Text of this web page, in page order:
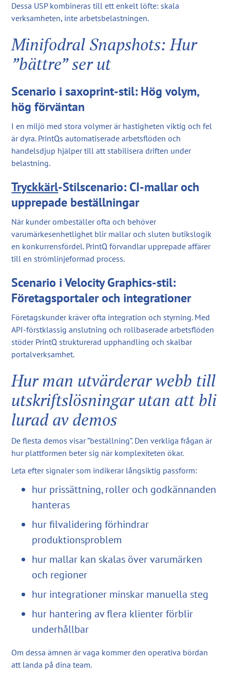
Dessa USP kombineras till ett enkelt löfte: skala
verksamheten, inte arbetsbelastningen.
Minifodral Snapshots: Hur
”bättre” ser ut
Scenario i saxoprint-stil: Hög volym,
hög förväntan
I en miljö med stora volymer är hastigheten viktig och fel
är dyra. PrintQs automatiserade arbetsflöden och
handelsdjup hjälper till att stabilisera driften under
belastning.
Tryckkärl-Stilscenario: CI-mallar och
upprepade beställningar
När kunder ombeställer ofta och behöver
varumärkesenhetlighet blir mallar och sluten butikslogik
en konkurrensfördel. PrintQ förvandlar upprepade affärer
till en strömlinjeformad process.
Scenario i Velocity Graphics-stil:
Företagsportaler och integrationer
Företagskunder kräver ofta integration och styrning. Med
API-förstklassig anslutning och rollbaserade arbetsflöden
stöder PrintQ strukturerad upphandling och skalbar
portalverksamhet.
Hur man utvärderar webb till
utskriftslösningar utan att bli
lurad av demos
De flesta demos visar ”beställning”. Den verkliga frågan är
hur plattformen beter sig när komplexiteten ökar.
Leta efter signaler som indikerar långsiktig passform:
hur prissättning, roller och godkännanden
hanteras
hur filvalidering förhindrar
produktionsproblem
hur mallar kan skalas över varumärken
och regioner
hur integrationer minskar manuella steg
hur hantering av flera klienter förblir
underhållbar
Om dessa ämnen är vaga kommer den operativa bördan
att landa på dina team.